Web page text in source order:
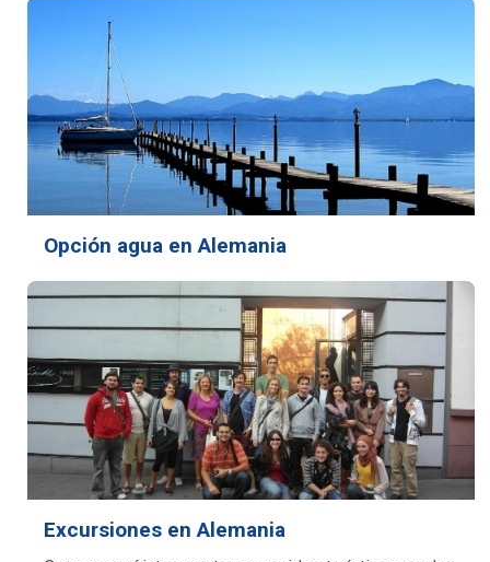
Opción agua en Alemania
Excursiones en Alemania